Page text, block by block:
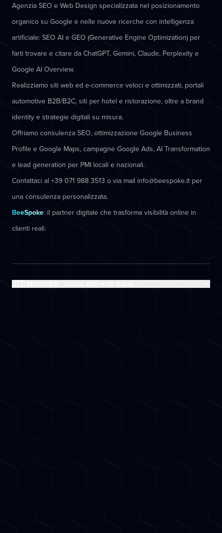
Agenzia SEO e Web Design specializzata nel posizionamento
organico su Google e nelle nuove ricerche con intelligenza
artificiale: SEO AI e GEO (Generative Engine Optimization) per
farti trovare e citare da ChatGPT, Gemini, Claude, Perplexity e
Google AI Overview.
Realizziamo siti web ed e-commerce veloci e ottimizzati, portali
automotive B2B/B2C, siti per hotel e ristorazione, oltre a brand
identity e strategie digitali su misura.
Offriamo consulenza SEO, ottimizzazione Google Business
Profile e Google Maps, campagne Google Ads, AI Transformation
e lead generation per PMI locali e nazionali.
Contattaci al +39 071 988 3513 o via mail info@beespoke.it per
una consulenza personalizzata.
BeeSpoke: il partner digitale che trasforma visibilità online in
clienti reali.
🇮🇹 BEESPOKE - LOCAL SEO HUB ITALIA